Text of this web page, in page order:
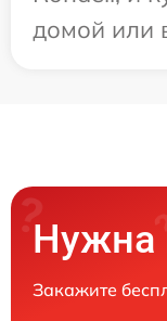
домой или
Нужна
Закажите